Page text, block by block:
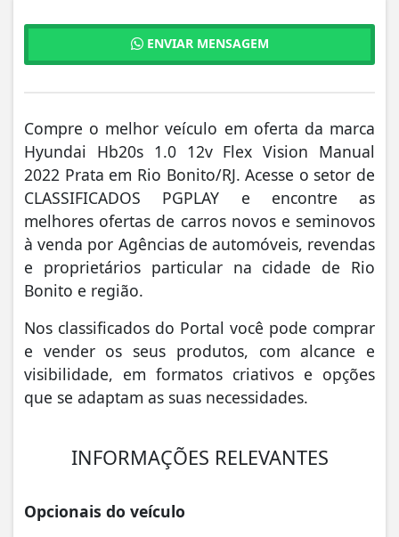
ENVIAR MENSAGEM
Compre o melhor veículo em oferta da marca
Hyundai Hb20s 1.0 12v Flex Vision Manual
2022 Prata em Rio Bonito/RJ. Acesse o setor de
CLASSIFICADOS PGPLAY e encontre as
melhores ofertas de carros novos e seminovos
à venda por Agências de automóveis, revendas
e proprietários particular na cidade de Rio
Bonito e região.
Nos classificados do Portal você pode comprar
e vender os seus produtos, com alcance e
visibilidade, em formatos criativos e opções
que se adaptam as suas necessidades.
INFORMAÇÕES RELEVANTES
Opcionais do veículo